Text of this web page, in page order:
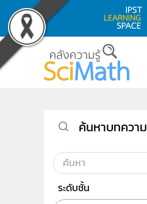
Skip to main content
ค้นหาบทความ
ระดับชั้น